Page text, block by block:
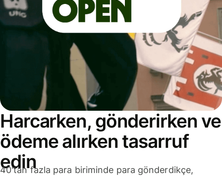
Harcarken, gönderirken ve
ödeme alırken tasarruf
edin
40'tan fazla para biriminde para gönderdikçe,